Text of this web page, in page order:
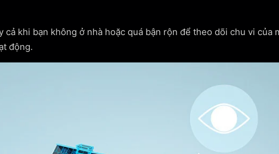
khi bạn không ở nhà hoặc quá bận rộn để theo dõi chu vi của
động.